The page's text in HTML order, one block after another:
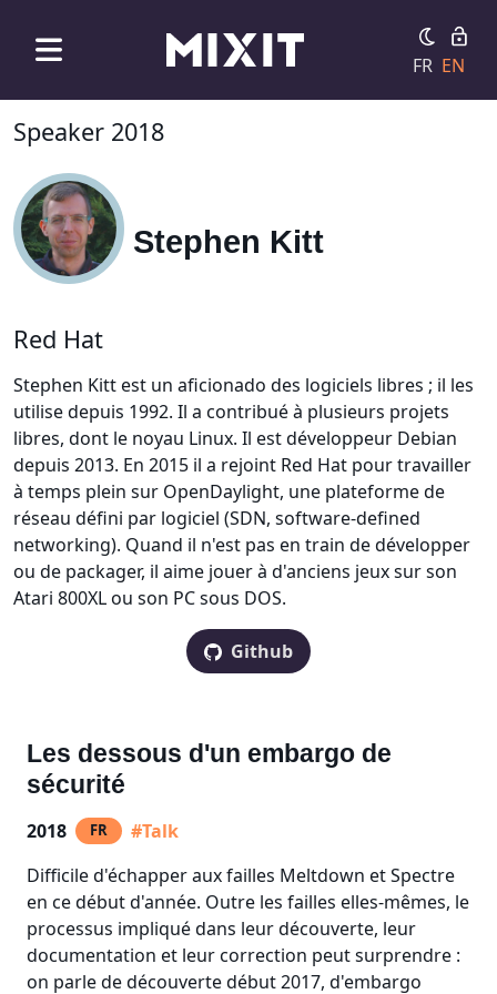
FR EN
Speaker 2018
Stephen Kitt
Red Hat
Stephen Kitt est un aficionado des logiciels libres ; il les
utilise depuis 1992. Il a contribué à plusieurs projets
libres, dont le noyau Linux. Il est développeur Debian
depuis 2013. En 2015 il a rejoint Red Hat pour travailler
à temps plein sur OpenDaylight, une plateforme de
réseau défini par logiciel (SDN, software-defined
networking). Quand il n'est pas en train de développer
ou de packager, il aime jouer à d'anciens jeux sur son
Atari 800XL ou son PC sous DOS.
Github
Les dessous d'un embargo de
sécurité
2018 FR
#Talk
Difficile d'échapper aux failles Meltdown et Spectre
en ce début d'année. Outre les failles elles-mêmes, le
processus impliqué dans leur découverte, leur
documentation et leur correction peut surprendre :
on parle de découverte début 2017, d'embargo